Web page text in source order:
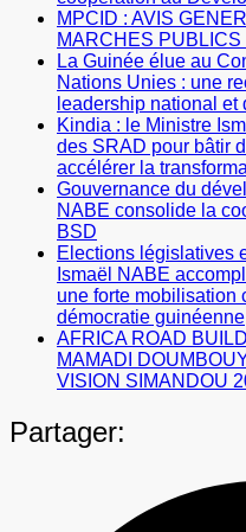
MPCID : AVIS
MARCHES PUBLICS
La Guinée élue au
Nations Unies : une
leadership national
Kindia : le Ministre
des SRAD pour bâtir
accélérer la
Gouvernance du
NABE consolide la
BSD
Elections législatives
Ismaël NABE
une forte mobilisation
démocratie guinéenne
AFRICA ROAD
MAMADI
VISION SIMANDOU
Partager: